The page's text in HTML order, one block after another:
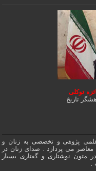
توکلی
تاریخ
علمی پژوهى و تخصصی به زنان و
معاصر می پردازد . صدای زنان در
متون نوشتاری و گفتاری بسیار
.